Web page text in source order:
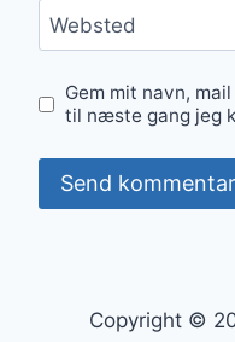
Websted
Gem mit navn,
til næste gang jeg
Copyright ©